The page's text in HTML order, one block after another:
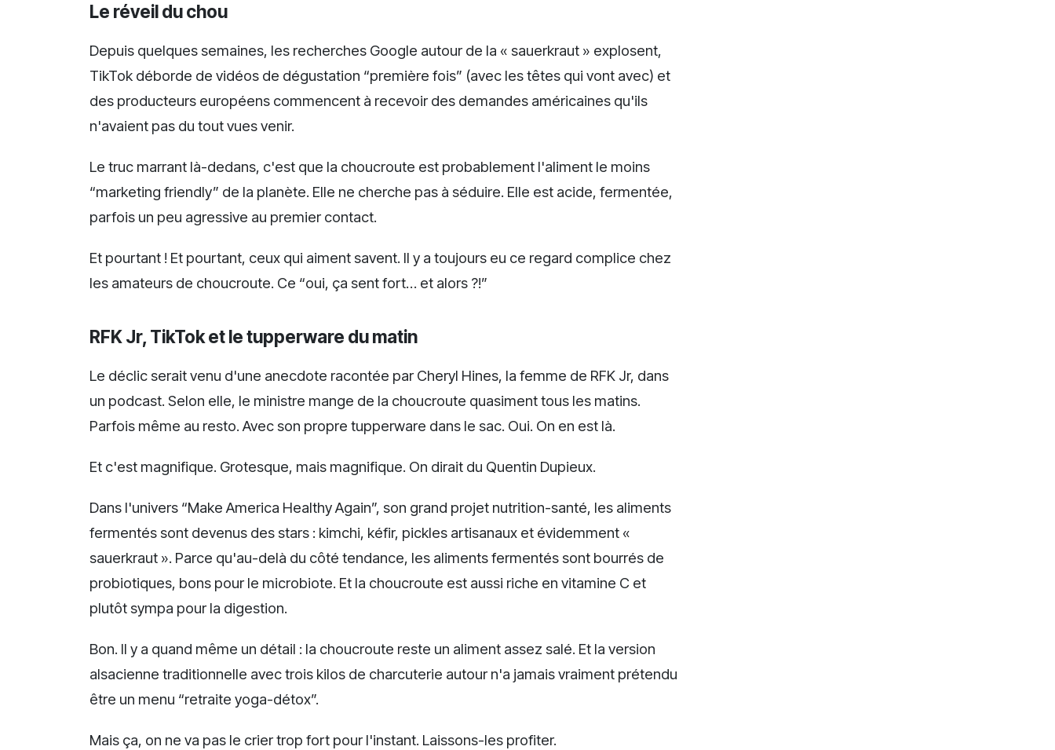
Le réveil du chou
Depuis quelques semaines, les recherches Google autour de la « sauerkraut » explosent,
TikTok déborde de vidéos de dégustation “première fois” (avec les têtes qui vont avec) et
des producteurs européens commencent à recevoir des demandes américaines qu'ils
n'avaient pas du tout vues venir.
Le truc marrant là-dedans, c'est que la choucroute est probablement l'aliment le moins
“marketing friendly” de la planète. Elle ne cherche pas à séduire. Elle est acide, fermentée,
parfois un peu agressive au premier contact.
Et pourtant ! Et pourtant, ceux qui aiment savent. Il y a toujours eu ce regard complice chez
les amateurs de choucroute. Ce “oui, ça sent fort… et alors ?!”
RFK Jr, TikTok et le tupperware du matin
Le déclic serait venu d'une anecdote racontée par Cheryl Hines, la femme de RFK Jr, dans
un podcast. Selon elle, le ministre mange de la choucroute quasiment tous les matins.
Parfois même au resto. Avec son propre tupperware dans le sac. Oui. On en est là.
Et c'est magnifique. Grotesque, mais magnifique. On dirait du Quentin Dupieux.
Dans l'univers “Make America Healthy Again”, son grand projet nutrition-santé, les aliments
fermentés sont devenus des stars : kimchi, kéfir, pickles artisanaux et évidemment «
sauerkraut ». Parce qu'au-delà du côté tendance, les aliments fermentés sont bourrés de
probiotiques, bons pour le microbiote. Et la choucroute est aussi riche en vitamine C et
plutôt sympa pour la digestion.
Bon. Il y a quand même un détail : la choucroute reste un aliment assez salé. Et la version
alsacienne traditionnelle avec trois kilos de charcuterie autour n'a jamais vraiment prétendu
être un menu “retraite yoga-détox”.
Mais ça, on ne va pas le crier trop fort pour l'instant. Laissons-les profiter.